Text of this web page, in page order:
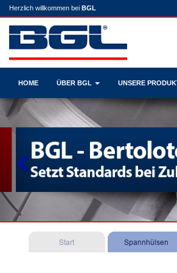
Herzlich willkommen bei BGL
HOME ÜBER BGL UNSERE
Previous